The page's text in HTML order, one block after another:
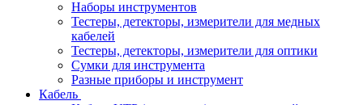
Наборы инструментов
Тестеры, детекторы, измерители для медных
кабелей
Тестеры, детекторы, измерители для оптики
Сумки для инструмента
Разные приборы и инструмент
Кабель